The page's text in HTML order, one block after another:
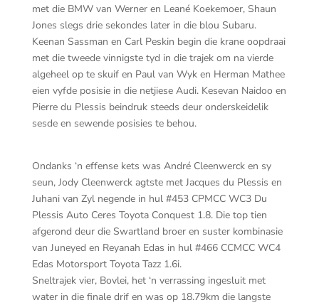
met die BMW van Werner en Leané Koekemoer, Shaun
Jones slegs drie sekondes later in die blou Subaru.
Keenan Sassman en Carl Peskin begin die krane oopdraai
met die tweede vinnigste tyd in die trajek om na vierde
algeheel op te skuif en Paul van Wyk en Herman Mathee
eien vyfde posisie in die netjiese Audi. Kesevan Naidoo en
Pierre du Plessis beindruk steeds deur onderskeidelik
sesde en sewende posisies te behou.
Ondanks ‘n effense kets was André Cleenwerck en sy
seun, Jody Cleenwerck agtste met Jacques du Plessis en
Juhani van Zyl negende in hul #453 CPMCC WC3 Du
Plessis Auto Ceres Toyota Conquest 1.8. Die top tien
afgerond deur die Swartland broer en suster kombinasie
van Juneyed en Reyanah Edas in hul #466 CCMCC WC4
Edas Motorsport Toyota Tazz 1.6i.
Sneltrajek vier, Bovlei, het ‘n verrassing ingesluit met
water in die finale drif en was op 18.79km die langste